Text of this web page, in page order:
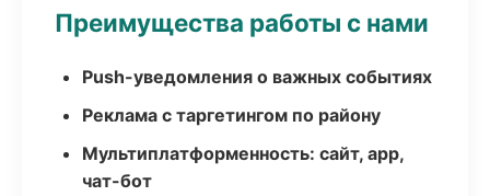
Преимущества работы с нами
Push-уведомления о важных событиях
Реклама с таргетингом по району
Мультиплатформенность: сайт, app,
чат-бот